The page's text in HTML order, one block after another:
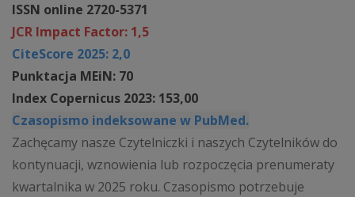
ISSN online 2720-5371
JCR Impact Factor: 1,5
CiteScore 2025: 2,0
Punktacja MEiN: 70
Index Copernicus 2023: 153,00
Czasopismo indeksowane w PubMed.
Zachęcamy nasze Czytelniczki i naszych Czytelników do
kontynuacji, wznowienia lub rozpoczęcia prenumeraty
kwartalnika w 2025 roku. Czasopismo potrzebuje